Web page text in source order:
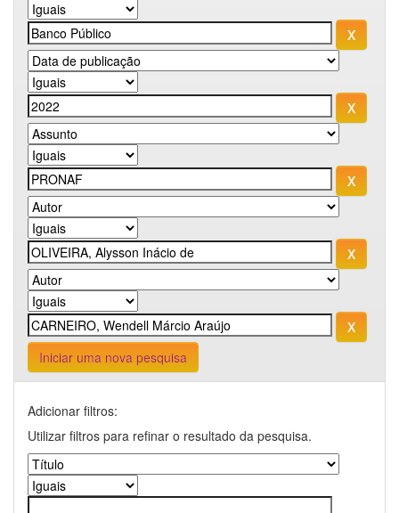
Iniciar uma nova pesquisa
Adicionar filtros:
Utilizar filtros para refinar o resultado da pesquisa.